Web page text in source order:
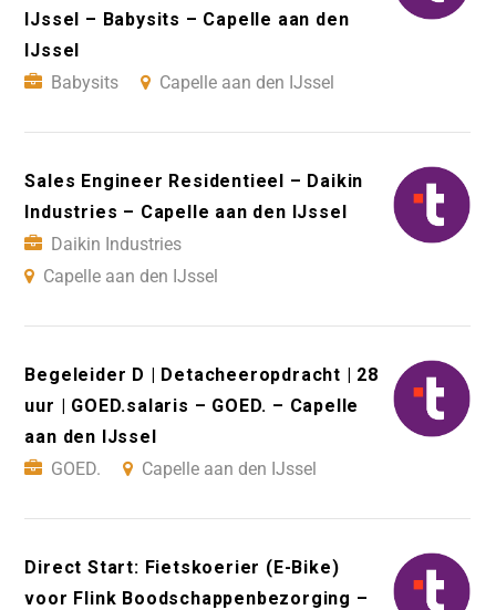
IJssel – Babysits – Capelle aan den
IJssel
Babysits
Capelle aan den IJssel
Sales Engineer Residentieel – Daikin
Industries – Capelle aan den IJssel
Daikin Industries
Capelle aan den IJssel
Begeleider D | Detacheeropdracht | 28
uur | GOED.salaris – GOED. – Capelle
aan den IJssel
GOED.
Capelle aan den IJssel
Direct Start: Fietskoerier (E-Bike)
voor Flink Boodschappenbezorging –